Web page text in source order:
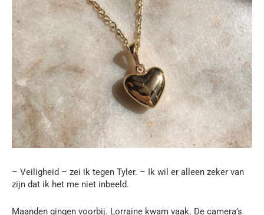
– Veiligheid – zei ik tegen Tyler. – Ik wil er alleen zeker van
zijn dat ik het me niet inbeeld.
Maanden gingen voorbij. Lorraine kwam vaak. De camera’s